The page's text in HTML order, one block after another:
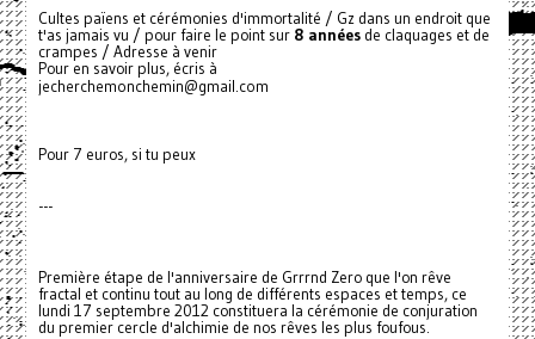
Cultes païens et cérémonies d'immortalité / Gz dans un endroit que
t'as jamais vu / pour faire le point sur 8 annéesde claquages et de
crampes / Adresse à venir
Pour en savoir plus, écris à
jecherchemonchemin@gmail.com
Pour 7 euros, si tu peux
---
Première étape de l'anniversaire de Grrrnd Zero que l'on rêve
fractal et continu tout au long de différents espaces et temps, ce
lundi 17 septembre 2012 constituera la cérémonie de conjuration
du premier cercle d'alchimie de nos rêves les plus foufous.